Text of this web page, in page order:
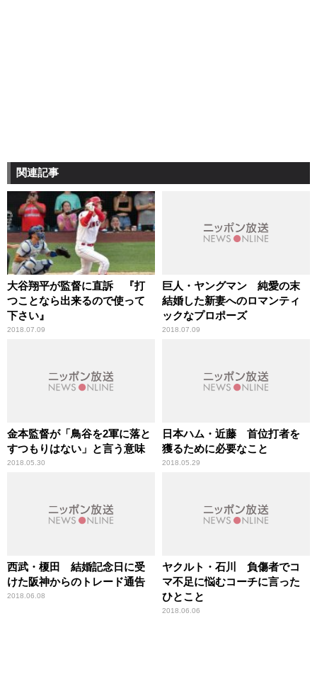
関連記事
大谷翔平が監督に直訴 『打
つことなら出来るので使って
下さい』
2018.07.09
巨人・ヤングマン 純愛の末
結婚した新妻へのロマンティ
ックなプロポーズ
2018.07.09
金本監督が「鳥谷を2軍に落と
すつもりはない」と言う意味
2018.05.30
日本ハム・近藤 首位打者を
獲るために必要なこと
2018.05.29
西武・榎田 結婚記念日に受
けた阪神からのトレード通告
2018.06.08
ヤクルト・石川 負傷者でコ
マ不足に悩むコーチに言った
ひとこと
2018.06.06